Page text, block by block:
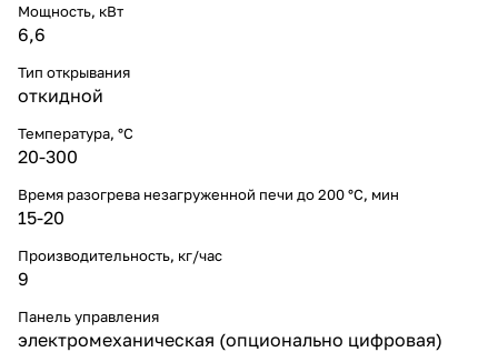
Мощность, кВт
6,6
Тип открывания
откидной
Температура, °С
20-300
Время разогрева незагруженной печи до 200 °С, мин
15-20
Производительность, кг/час
9
Панель управления
электромеханическая (опционально цифровая)